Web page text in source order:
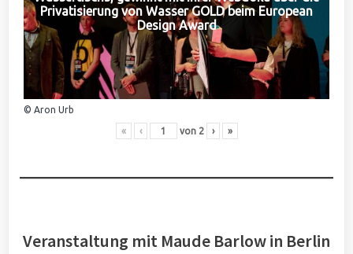
Privatisierung von Wasser GOLD beim European
Design Award
© Aron Urb
« ‹ von 2 › »
Veranstaltung mit Maude Barlow in Berlin